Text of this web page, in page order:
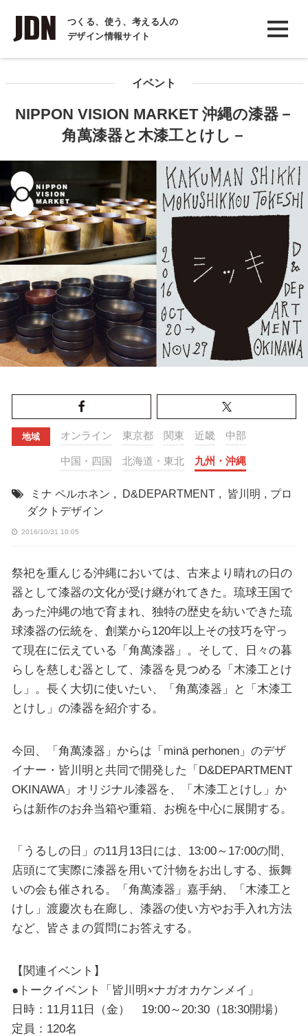
つくる、使う、考える人の
デザイン情報サイト
INTERVIEW
インタビュー
COLUMN
イベント
NIPPON VISION MARKET 沖縄の漆器－
角萬漆器と木漆工とけし－
地域 オンライン 東京都 関東 近畿 中部
中国・四国 北海道・東北 九州・沖縄
ミナ ペルホネン , D&DEPARTMENT , 皆川明 , プロ
ダクトデザイン
2016/10/31 10:05
祭祀を重んじる沖縄においては、古来より晴れの日の
器として漆器の文化が受け継がれてきた。琉球王国で
あった沖縄の地で育まれ、独特の歴史を紡いできた琉
球漆器の伝統を、創業から120年以上その技巧を守っ
て現在に伝えている「角萬漆器」。そして、日々の暮
らしを慈しむ器として、漆器を見つめる「木漆工とけ
し」。長く大切に使いたい、「角萬漆器」と「木漆工
とけし」の漆器を紹介する。
今回、「角萬漆器」からは「minä perhonen」のデザ
イナー・皆川明と共同で開発した「D&DEPARTMENT
OKINAWA」オリジナル漆器を、「木漆工とけし」か
らは新作のお弁当箱や重箱、お椀を中心に展開する。
「うるしの日」の11月13日には、13:00～17:00の間、
店頭にて実際に漆器を用いて汁物をお出しする、振舞
いの会も催される。「角萬漆器」嘉手納、「木漆工と
けし」渡慶次も在廊し、漆器の使い方やお手入れ方法
など、皆さまの質問にお答えする。
【関連イベント】
●トークイベント「皆川明×ナガオカケンメイ」
日時：11月11日（金） 19:00～20:30（18:30開場）
定員：120名